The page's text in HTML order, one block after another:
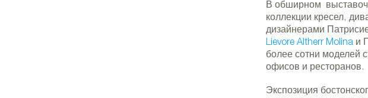
Шоу-рум Andreu World в
В обширном
коллекции кресел,
дизайнерами
Lievore Altherr Molina и
более сотни моделей
офисов и ресторанов.
Экспозиция